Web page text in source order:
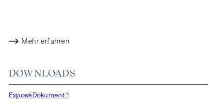
garantieren eine nachhaltige und effiziente
Mehr Infos unter:WOHNEN AM PARK, 1160 Wien,
Herbststraße – Winegg
Mehr erfahren
DOWNLOADS
Exposé Dokument 1